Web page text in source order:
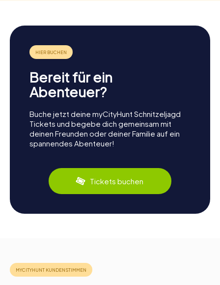
Bereit für ein
Abenteuer?
Buche jetzt deine myCityHunt Schnitzeljagd
Tickets und begebe dich gemeinsam mit
deinen Freunden oder deiner Familie auf ein
spannendes Abenteuer!
Tickets buchen